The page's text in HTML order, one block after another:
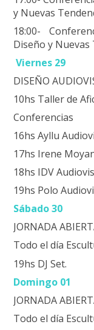
y Nuevas
18:00-
Diseño y Nuevas
Viernes 29
DISEÑO
10hs Taller de
Conferencias
16hs Ayllu
17hs Irene
18hs IDV
19hs Polo
Sábado 30
JORNADA
Todo el día
19hs DJ Set.
Domingo 01
JORNADA
Todo el día